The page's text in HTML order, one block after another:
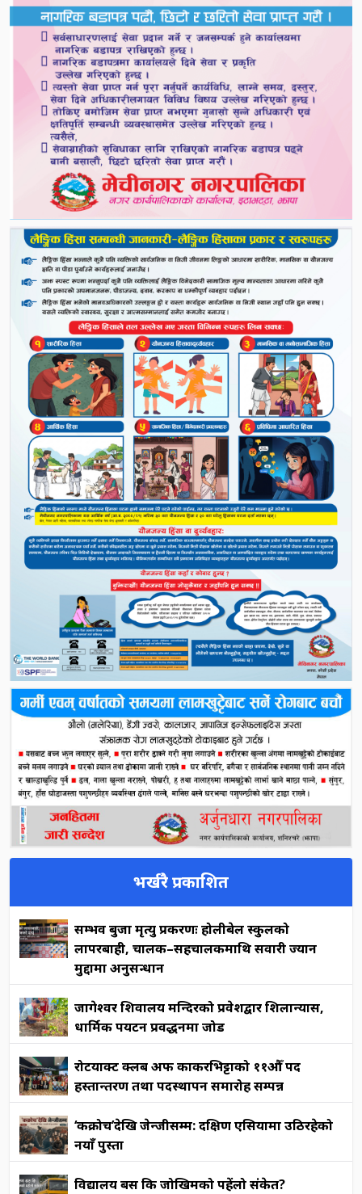
भर्खरै प्रकाशित
सम्भव बुर्जा मृत्यु प्रकरणः होलीबेल स्कुलको
लापरबाही, चालक–सहचालकमाथि सवारी ज्यान
मुद्दामा अनुसन्धान
जागेश्वर शिवालय मन्दिरको प्रवेशद्वार शिलान्यास,
धार्मिक पर्यटन प्रवर्द्धनमा जोड
रोटर्याक्ट क्लब अफ काकरभिट्टाको ११औँ पद
हस्तान्तरण तथा पदस्थापन समारोह सम्पन्न
‘कक्रोच’देखि जेन्जीसम्म: दक्षिण एसियामा उठिरहेको
नयाँ पुस्ता
विद्यालय बस कि जोखिमको पहेंलो संकेत?